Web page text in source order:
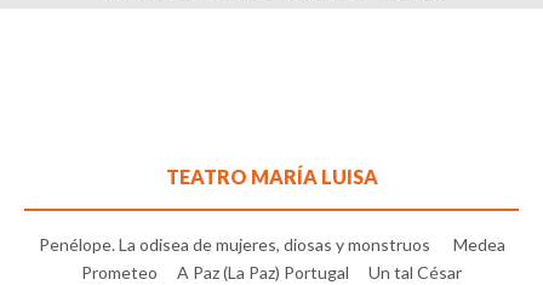
TEATRO MARÍA LUISA
Penélope. La odisea de mujeres, diosas y monstruos
Medea
Prometeo
A Paz (La Paz) Portugal
Un tal César